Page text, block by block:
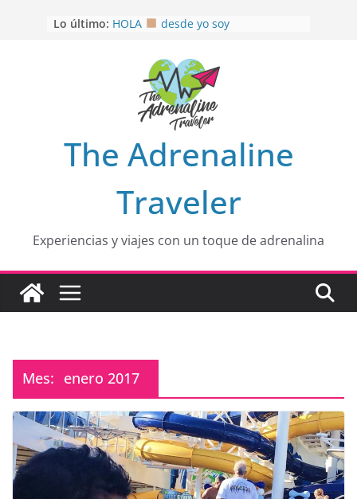
Lo último: HOLA
desde yo soy
EL SENDERO DEL CACAO: Excelente
opción
HOSPEDAJE AL NATURALSHH !!
OTRA PERSPECTIVA de RÍO EL
MULITO!
The Adrenaline
Traveler
Experiencias y viajes con un toque de adrenalina
Mes: enero 2017